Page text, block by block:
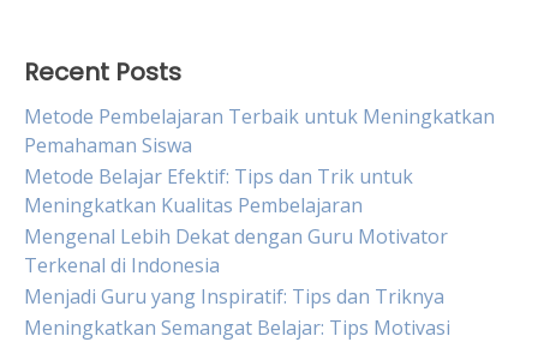
Recent Posts
Metode Pembelajaran Terbaik untuk Meningkatkan
Pemahaman Siswa
Metode Belajar Efektif: Tips dan Trik untuk
Meningkatkan Kualitas Pembelajaran
Mengenal Lebih Dekat dengan Guru Motivator
Terkenal di Indonesia
Menjadi Guru yang Inspiratif: Tips dan Triknya
Meningkatkan Semangat Belajar: Tips Motivasi